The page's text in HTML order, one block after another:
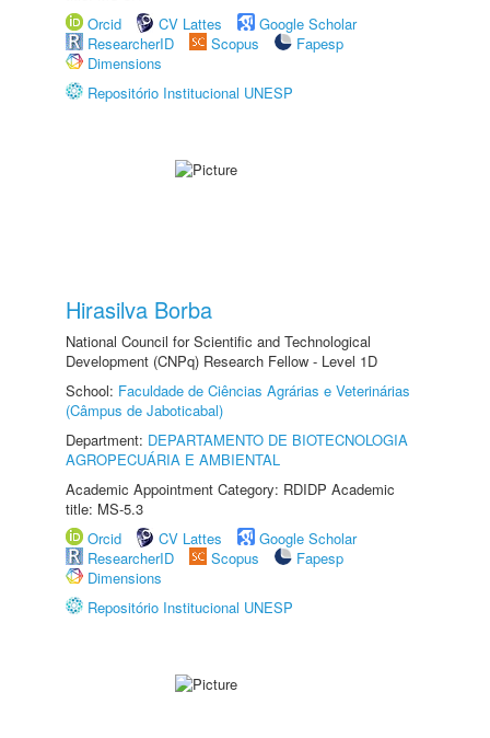
Orcid
CV Lattes
Google Scholar
ResearcherID
Scopus
Fapesp
Dimensions
Repositório Institucional UNESP
Hirasilva Borba
National Council for Scientific and Technological
Development (CNPq) Research Fellow - Level 1D
School: Faculdade de Ciências Agrárias e Veterinárias
(Câmpus de Jaboticabal)
Department: DEPARTAMENTO DE BIOTECNOLOGIA
AGROPECUÁRIA E AMBIENTAL
Academic Appointment Category: RDIDP Academic
title: MS-5.3
Orcid
CV Lattes
Google Scholar
ResearcherID
Scopus
Fapesp
Dimensions
Repositório Institucional UNESP